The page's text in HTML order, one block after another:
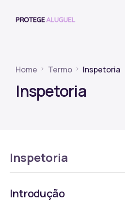
Home Termo Inspetoria
Inspetoria
Inspetoria
Introdução